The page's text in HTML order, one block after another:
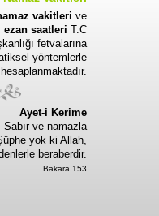
vakitleri ve
saatleri T.C
fetvalarına
yöntemlerle
hesaplanmaktadır.
Ayet-i Kerime
ve namazla
yok ki Allah,
beraberdir.
Bakara 153